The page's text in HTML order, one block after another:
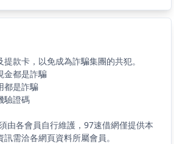
款卡，以免成為詐騙集團的共犯。
金都是詐騙
都是詐騙
驗證碼
由各會員自行維護，97速借網僅提供本
需洽各網頁資料所屬會員。